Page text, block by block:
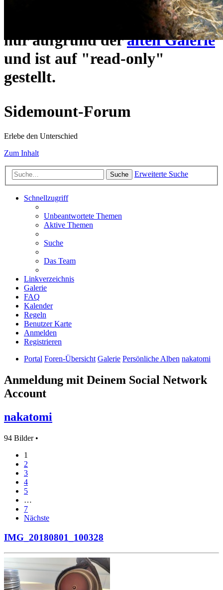
Das alte Forum hier existiert
nur aufgrund deralten Galerie
und ist auf "read-only"
gestellt.
Sidemount-Forum
Erlebe den Unterschied
Zum Inhalt
Suche Erweiterte Suche
Schnellzugriff
Unbeantwortete Themen
Aktive Themen
Suche
Das Team
Linkverzeichnis
Galerie
FAQ
Kalender
Regeln
Benutzer Karte
Anmelden
Registrieren
Portal Foren-Übersicht Galerie Persönliche Alben nakatomi
Anmeldung mit Deinem Social Network
Account
nakatomi
94 Bilder •
1
2
3
4
5
…
7
Nächste
IMG_20180801_100328